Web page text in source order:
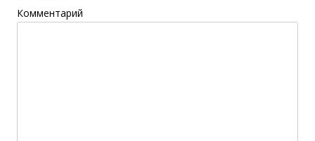
Комментарий